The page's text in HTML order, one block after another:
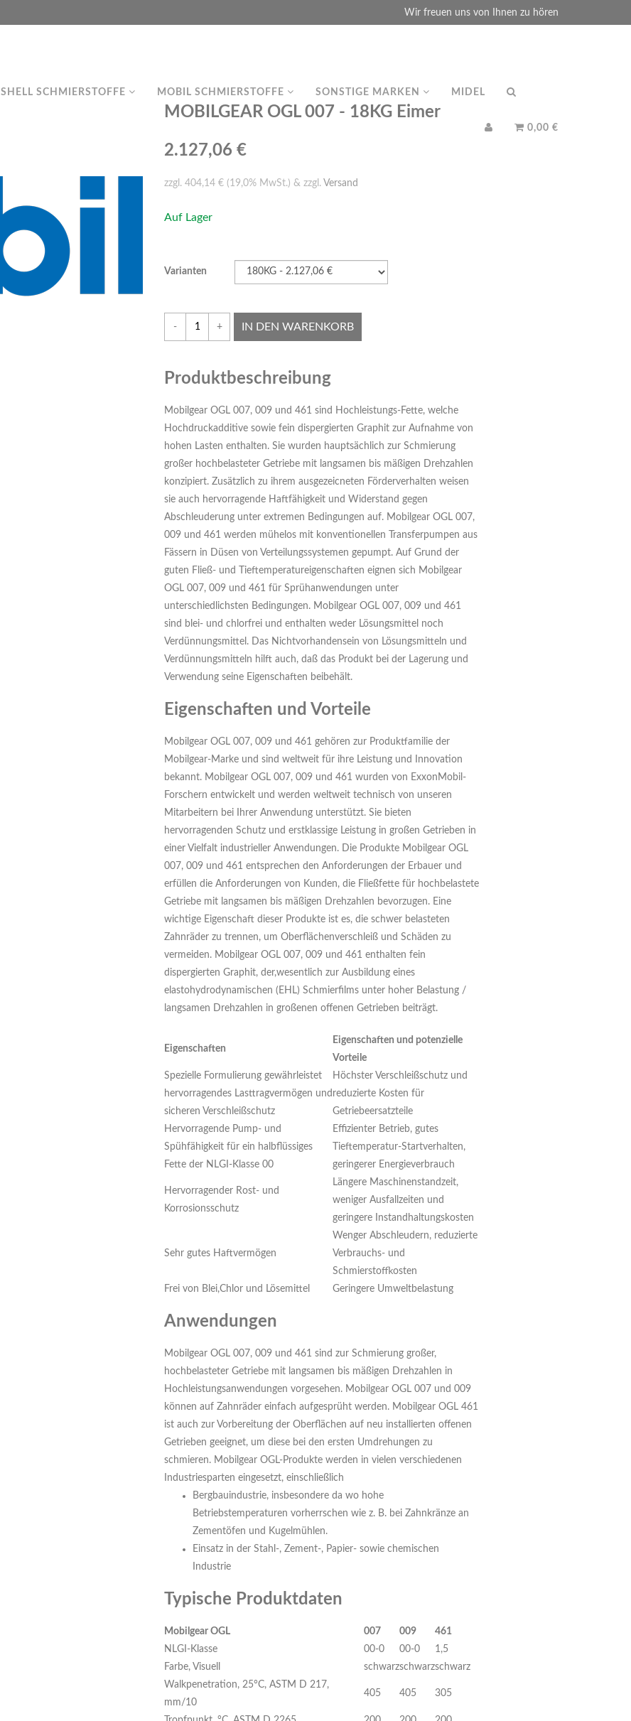
Wir freuen uns von Ihnen zu hören
SHELL SCHMIERSTOFFE MOBIL SCHMIERSTOFFE SONSTIGE MARKEN MIDEL
0,00 €
MOBILGEAR OGL 007 - 18KG Eimer
2.127,06 €
zzgl. 404,14 € (19,0% MwSt.) & zzgl. Versand
Auf Lager
Varianten
- + IN DEN WARENKORB
Produktbeschreibung
Mobilgear OGL 007, 009 und 461 sind Hochleistungs-Fette, welche
Hochdruckadditive sowie fein dispergierten Graphit zur Aufnahme von
hohen Lasten enthalten. Sie wurden hauptsächlich zur Schmierung
großer hochbelasteter Getriebe mit langsamen bis mäßigen Drehzahlen
konzipiert. Zusätzlich zu ihrem ausgezeicneten Förderverhalten weisen
sie auch hervorragende Haftfähigkeit und Widerstand gegen
Abschleuderung unter extremen Bedingungen auf. Mobilgear OGL 007,
009 und 461 werden mühelos mit konventionellen Transferpumpen aus
Fässern in Düsen von Verteilungssystemen gepumpt. Auf Grund der
guten Fließ- und Tieftemperatureigenschaften eignen sich Mobilgear
OGL 007, 009 und 461 für Sprühanwendungen unter
unterschiedlichsten Bedingungen. Mobilgear OGL 007, 009 und 461
sind blei- und chlorfrei und enthalten weder Lösungsmittel noch
Verdünnungsmittel. Das Nichtvorhandensein von Lösungsmitteln und
Verdünnungsmitteln hilft auch, daß das Produkt bei der Lagerung und
Verwendung seine Eigenschaften beibehält.
Eigenschaften und Vorteile
Mobilgear OGL 007, 009 und 461 gehören zur Produktfamilie der
Mobilgear-Marke und sind weltweit für ihre Leistung und Innovation
bekannt. Mobilgear OGL 007, 009 und 461 wurden von ExxonMobil-
Forschern entwickelt und werden weltweit technisch von unseren
Mitarbeitern bei Ihrer Anwendung unterstützt. Sie bieten
hervorragenden Schutz und erstklassige Leistung in großen Getrieben in
einer Vielfalt industrieller Anwendungen. Die Produkte Mobilgear OGL
007, 009 und 461 entsprechen den Anforderungen der Erbauer und
erfüllen die Anforderungen von Kunden, die Fließfette für hochbelastete
Getriebe mit langsamen bis mäßigen Drehzahlen bevorzugen. Eine
wichtige Eigenschaft dieser Produkte ist es, die schwer belasteten
Zahnräder zu trennen, um Oberflächenverschleiß und Schäden zu
vermeiden. Mobilgear OGL 007, 009 und 461 enthalten fein
dispergierten Graphit, der,wesentlich zur Ausbildung eines
elastohydrodynamischen (EHL) Schmierfilms unter hoher Belastung /
langsamen Drehzahlen in großenen offenen Getrieben beiträgt.
Eigenschaften
Eigenschaften und potenzielle
Vorteile
Spezielle Formulierung gewährleistet
hervorragendes Lasttragvermögen und
sicheren Verschleißschutz
Höchster Verschleißschutz und
reduzierte Kosten für
Getriebeersatzteile
Hervorragende Pump- und
Spühfähigkeit für ein halbflüssiges
Fette der NLGI-Klasse 00
Effizienter Betrieb, gutes
Tieftemperatur-Startverhalten,
geringerer Energieverbrauch
Hervorragender Rost- und
Korrosionsschutz
Längere Maschinenstandzeit,
weniger Ausfallzeiten und
geringere Instandhaltungskosten
Sehr gutes Haftvermögen
Wenger Abschleudern, reduzierte
Verbrauchs- und
Schmierstoffkosten
Frei von Blei,Chlor und Lösemittel
Geringere Umweltbelastung
Anwendungen
Mobilgear OGL 007, 009 und 461 sind zur Schmierung großer,
hochbelasteter Getriebe mit langsamen bis mäßigen Drehzahlen in
Hochleistungsanwendungen vorgesehen. Mobilgear OGL 007 und 009
können auf Zahnräder einfach aufgesprüht werden. Mobilgear OGL 461
ist auch zur Vorbereitung der Oberflächen auf neu installierten offenen
Getrieben geeignet, um diese bei den ersten Umdrehungen zu
schmieren. Mobilgear OGL-Produkte werden in vielen verschiedenen
Industriesparten eingesetzt, einschließlich
Bergbauindustrie, insbesondere da wo hohe
Betriebstemperaturen vorherrschen wie z. B. bei Zahnkränze an
Zementöfen und Kugelmühlen.
Einsatz in der Stahl-, Zement-, Papier- sowie chemischen
Industrie
Typische Produktdaten
Mobilgear OGL 007 009
461
NLGI-Klasse
00-0 00-0
1,5
Farbe, Visuell
schwarzschwarzschwarz
Walkpenetration, 25°C, ASTM D 217,
mm/10
405 405 305